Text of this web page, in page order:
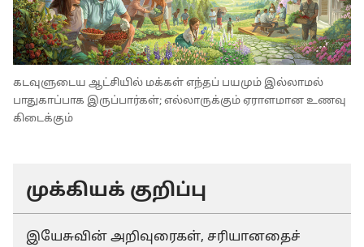
கடவுளுடைய ஆட்சியில் மக்கள் எந்தப் பயமும் இல்லாமல்
பாதுகாப்பாக இருப்பார்கள்; எல்லாருக்கும் ஏராளமான உணவு
கிடைக்கும்
முக்கியக் குறிப்பு
இயேசுவின் அறிவுரைகள், சரியானதைச்